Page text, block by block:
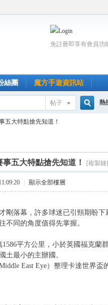
免註冊即享有會員功
絲團 魔方手遊資訊站
帖子
索
熱
五大特點搶先知道！
五大特點搶先知道！ [複製鏈
顯示全部樓層
剛落幕，許多球迷已引頸期盼
不同的角度值得先掌握。
平方公里，小於英國福克蘭
土最小的主辦國。
East Eye）整理卡達世界盃